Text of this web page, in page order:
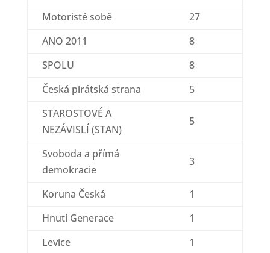
Motoristé sobě
27
ANO 2011
8
SPOLU
8
Česká pirátská strana
5
STAROSTOVÉ A
NEZÁVISLÍ (STAN)
5
Svoboda a přímá
demokracie
3
Koruna Česká
1
Hnutí Generace
1
Levice
1